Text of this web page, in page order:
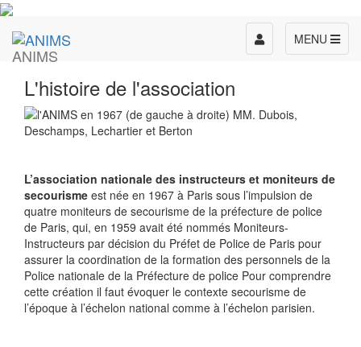
ANIMS
MENU
Toggle
navigation
L'histoire de l'association
L’association nationale des instructeurs et moniteurs de
secourisme est née en 1967 à Paris sous l’impulsion de
quatre moniteurs de secourisme de la préfecture de police
de Paris, qui, en 1959 avait été nommés Moniteurs-
Instructeurs par décision du Préfet de Police de Paris pour
assurer la coordination de la formation des personnels de la
Police nationale de la Préfecture de police Pour comprendre
cette création il faut évoquer le contexte secourisme de
l’époque à l’échelon national comme à l’échelon parisien.